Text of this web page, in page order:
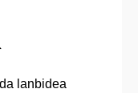
lanbidea